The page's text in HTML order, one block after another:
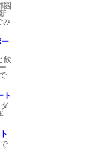
圏
み
飲
ト